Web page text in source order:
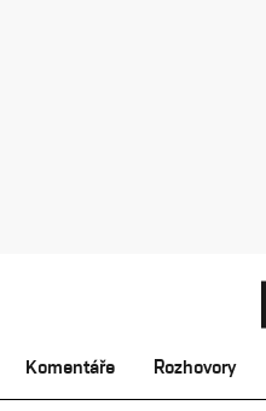
Komentáře Rozhovory